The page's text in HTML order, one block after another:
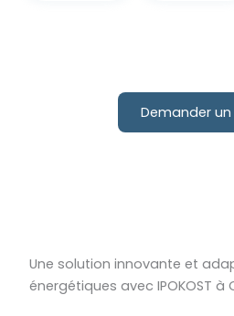
Demander un
Une solution innovante et
énergétiques avec IPOKOST à